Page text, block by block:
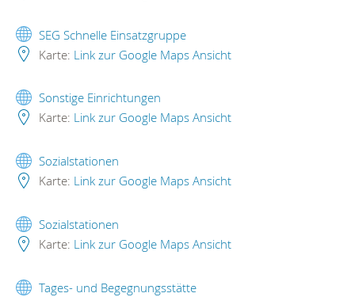
SEG Schnelle Einsatzgruppe
Karte: Link zur Google Maps Ansicht
Sonstige Einrichtungen
Karte: Link zur Google Maps Ansicht
Sozialstationen
Karte: Link zur Google Maps Ansicht
Sozialstationen
Karte: Link zur Google Maps Ansicht
Tages- und Begegnungsstätte